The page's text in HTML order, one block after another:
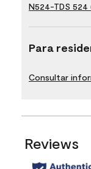
N524-TDS 524
Para
Consultar
Reviews